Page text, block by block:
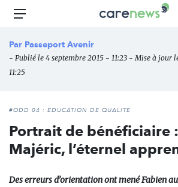
Aller
principal
Carenews,
des
Menu
Par Passeport Avenir
- Publié le 4 septembre 2015 - 11:23 - Mise à jour
11:25
#ODD 04 : ÉDUCATION DE QUALITÉ
Portrait de bénéficiaire
Majéric, l’éternel
Des erreurs d’orientation ont mené Fabien